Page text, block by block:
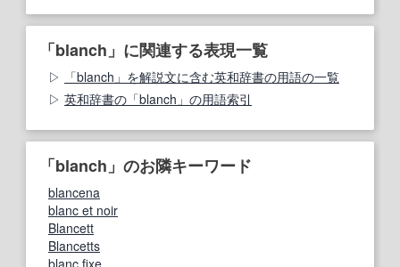
「blanch」に関連する表現一覧
「blanch」を解説文に含む英和辞書の用語の一覧
英和辞書の「blanch」の用語索引
「blanch」のお隣キーワード
blancena
blanc et noir
Blancett
Blancetts
blanc fixe